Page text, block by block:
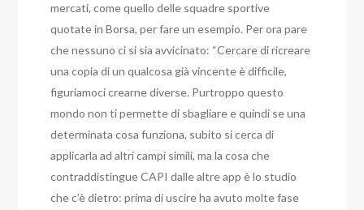
mercati, come quello delle squadre sportive
quotate in Borsa, per fare un esempio. Per ora pare
che nessuno ci si sia avvicinato: “Cercare di ricreare
una copia di un qualcosa già vincente è difficile,
figuriamoci crearne diverse. Purtroppo questo
mondo non ti permette di sbagliare e quindi se una
determinata cosa funziona, subito si cerca di
applicarla ad altri campi simili, ma la cosa che
contraddistingue CAPI dalle altre app è lo studio
che c’è dietro: prima di uscire ha avuto molte fase